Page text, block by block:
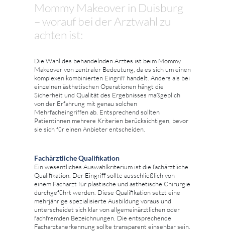
Mommy Makeover in Duisburg
– worauf bei der Arztwahl zu
achten ist:
Die Wahl des behandelnden Arztes ist beim Mommy
Makeover von zentraler Bedeutung, da es sich um einen
komplexen kombinierten Eingriff handelt. Anders als bei
einzelnen ästhetischen Operationen hängt die
Sicherheit und Qualität des Ergebnisses maßgeblich
von der Erfahrung mit genau solchen
Mehrfacheingriffen ab. Entsprechend sollten
Patientinnen mehrere Kriterien berücksichtigen, bevor
sie sich für einen Anbieter entscheiden.
Fachärztliche Qualifikation
Ein wesentliches Auswahlkriterium ist die fachärztliche
Qualifikation. Der Eingriff sollte ausschließlich von
einem Facharzt für plastische und ästhetische Chirurgie
durchgeführt werden. Diese Qualifikation setzt eine
mehrjährige spezialisierte Ausbildung voraus und
unterscheidet sich klar von allgemeinärztlichen oder
fachfremden Bezeichnungen. Die entsprechende
Facharztanerkennung sollte transparent einsehbar sein.